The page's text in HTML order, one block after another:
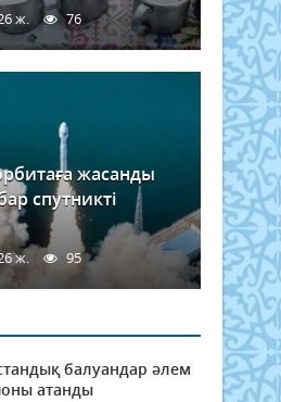
ж. 76
жасанды
спутникті
ж. 95
балуандар әлем
атанды